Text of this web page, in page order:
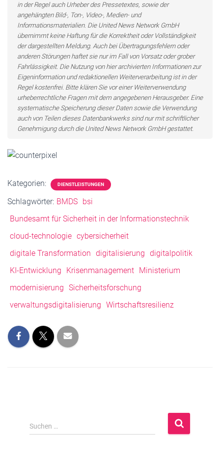
in der Regel auch Urheber des Pressetextes, sowie der
angehängten Bild-, Ton-, Video-, Medien- und
Informationsmaterialien. Die United News Network GmbH
übernimmt keine Haftung für die Korrektheit oder Vollständigkeit
der dargestellten Meldung. Auch bei Übertragungsfehlern oder
anderen Störungen haftet sie nur im Fall von Vorsatz oder grober
Fahrlässigkeit. Die Nutzung von hier archivierten Informationen zur
Eigeninformation und redaktionellen Weiterverarbeitung ist in der
Regel kostenfrei. Bitte klären Sie vor einer Weiterverwendung
urheberrechtliche Fragen mit dem angegebenen Herausgeber. Eine
systematische Speicherung dieser Daten sowie die Verwendung
auch von Teilen dieses Datenbankwerks sind nur mit schriftlicher
Genehmigung durch die United News Network GmbH gestattet.
Kategorien: DIENSTLEISTUNGEN
Schlagwörter: BMDS
bsi
Bundesamt für Sicherheit in der Informationstechnik
cloud-technologie cybersicherheit
digitale Transformation digitalisierung digitalpolitik
KI-Entwicklung
Krisenmanagement
Ministerium
modernisierung Sicherheitsforschung
verwaltungsdigitalisierung Wirtschaftsresilienz
S
u
Suchen …